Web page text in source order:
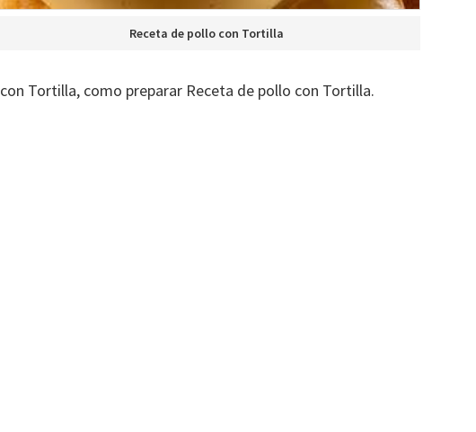
Receta de pollo con Tortilla
Tortilla, como preparar Receta de pollo con Tortilla.